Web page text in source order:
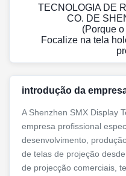
TECNOLOGIA DE
CO. DE
(Porque o
Focalize na tela
introdução da
A Shenzhen SMX Display
empresa profissional
desenvolvimento,
de telas de projeção
de projecção comerciais,